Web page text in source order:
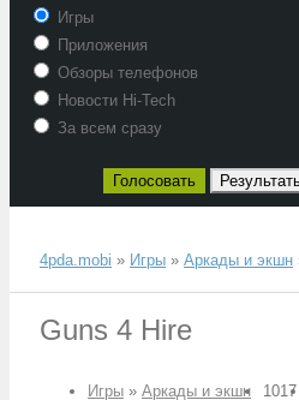
Игры
Приложения
Обзоры телефонов
Новости Hi-Tech
За всем сразу
Голосовать
4pda.mobi » Игры » Аркады и экшн
Guns 4 Hire
Игры » Аркады и экшн 1017